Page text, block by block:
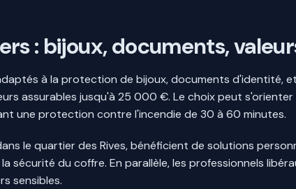
: bijoux, documents,
à la protection de bijoux, documents d'identité,
assurables jusqu'à 25 000 €. Le choix peut
une protection contre l'incendie de 30 à 60 minutes.
le quartier des Rives, bénéficient de solutions
du coffre. En parallèle, les professionnels
sensibles.